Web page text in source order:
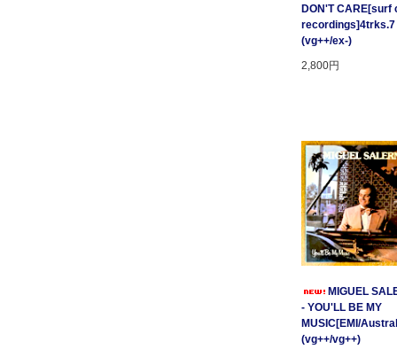
DON'T CARE[surf
recordings]4trks.7
(vg++/ex-)
2,800円
MIGUEL
- YOU'LL BE MY
MUSIC[EMI/
(vg++/vg++)